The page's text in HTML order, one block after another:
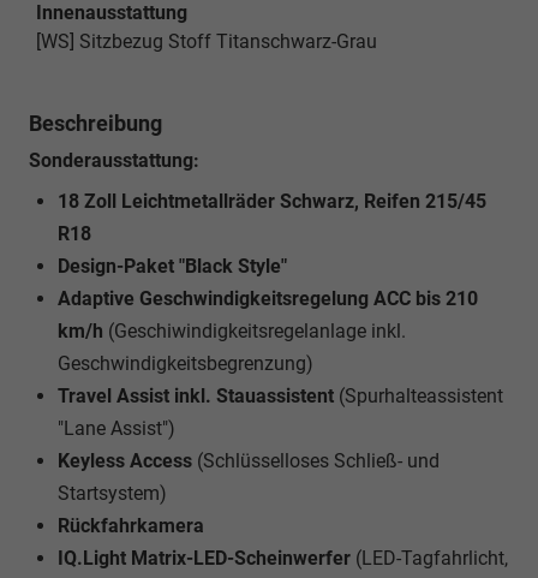
Innenausstattung
[WS] Sitzbezug Stoff Titanschwarz-Grau
Beschreibung
Sonderausstattung:
18 Zoll Leichtmetallräder Schwarz, Reifen 215/45
R18
Design-Paket "Black Style"
Adaptive Geschwindigkeitsregelung ACC bis 210
km/h (Geschiwindigkeitsregelanlage inkl.
Geschwindigkeitsbegrenzung)
Travel Assist inkl. Stauassistent (Spurhalteassistent
"Lane Assist")
Keyless Access (Schlüsselloses Schließ- und
Startsystem)
Rückfahrkamera
IQ.Light Matrix-LED-Scheinwerfer (LED-Tagfahrlicht,